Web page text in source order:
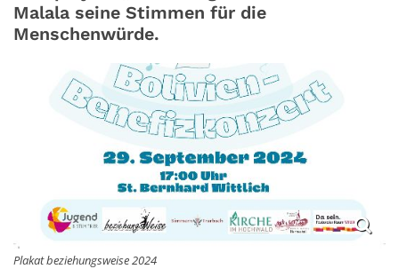
Malala seine Stimmen für die
Menschenwürde.
Plakat beziehungsweise 2024